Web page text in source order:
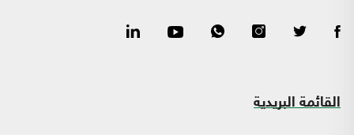
القائمة البريدية